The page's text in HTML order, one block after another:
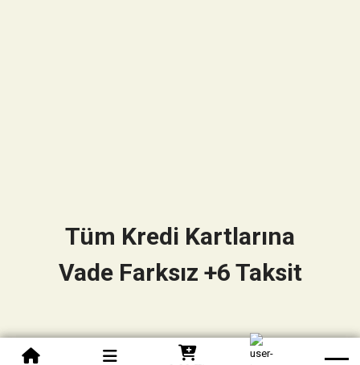
0850 305 09 70
Tüm Kredi Kartlarına
Vade Farksız +6 Taksit